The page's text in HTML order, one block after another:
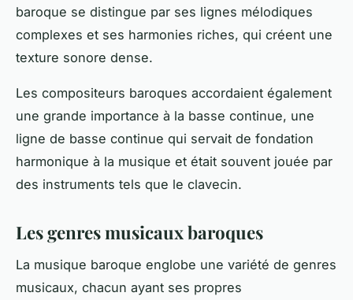
baroque se distingue par ses lignes mélodiques
complexes et ses harmonies riches, qui créent une
texture sonore dense.
Les compositeurs baroques accordaient également
une grande importance à la basse continue, une
ligne de basse continue qui servait de fondation
harmonique à la musique et était souvent jouée par
des instruments tels que le clavecin.
Les genres musicaux baroques
La musique baroque englobe une variété de genres
musicaux, chacun ayant ses propres